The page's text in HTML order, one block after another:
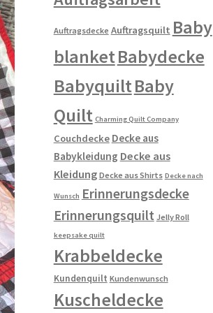
Auftragsdecke Auftragsquilt Baby
blanketBabydecke
BabyquiltBaby
Quilt Charming Quilt Company
Couchdecke Decke aus
Babykleidung Decke aus
Kleidung Decke aus Shirts Decke nach
Wunsch Erinnerungsdecke
Erinnerungsquilt Jelly Roll
keepsake quilt
Krabbeldecke
Kundenquilt Kundenwunsch
Kuscheldecke